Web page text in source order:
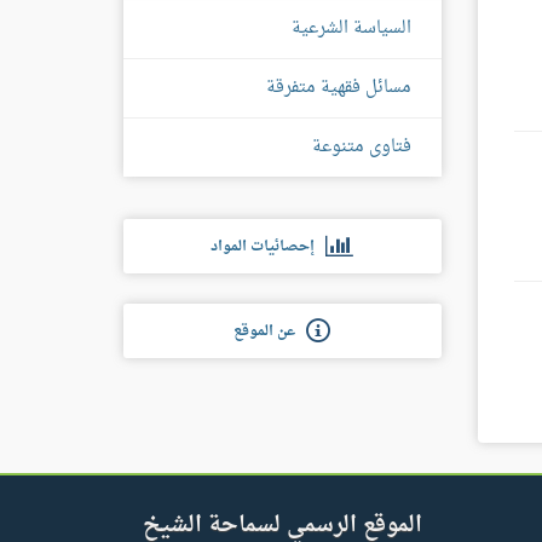
السياسة الشرعية
مسائل فقهية متفرقة
فتاوى متنوعة
إحصائيات المواد
عن الموقع
الموقع الرسمي لسماحة الشيخ